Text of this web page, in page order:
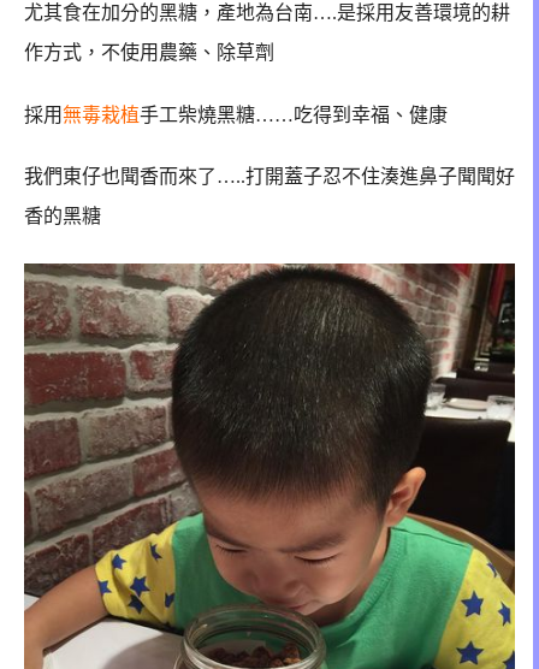
尤其食在加分的黑糖，產地為台南….是採用友善環境的耕
作方式，不使用農藥、除草劑
採用無毒栽植手工柴燒黑糖……吃得到幸福、健康
我們東仔也聞香而來了…..打開蓋子忍不住湊進鼻子聞聞好
香的黑糖